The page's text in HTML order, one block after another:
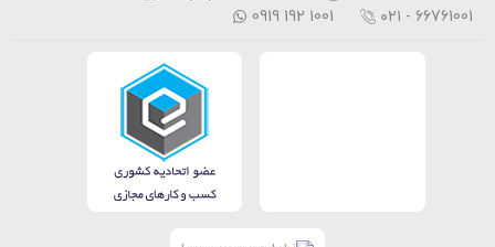
۰۲۱ - 66761001
0919 192 1001